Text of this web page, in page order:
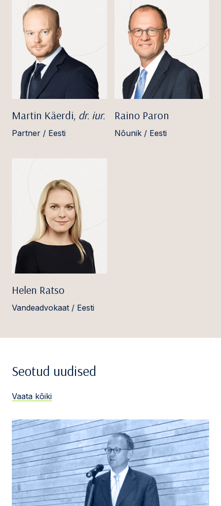
Martin Käerdi, dr. iur.
Partner / Eesti
Raino Paron
Nõunik / Eesti
Helen Ratso
Vandeadvokaat / Eesti
Seotud uudised
Vaata kõiki